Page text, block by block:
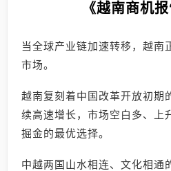
《越南商机
当全球产业链加速转移，越南
市场。
越南复刻着中国改革开放初期
续高速增长，市场空白多、上
掘金的最优选择。
中越两国山水相连、文化相通